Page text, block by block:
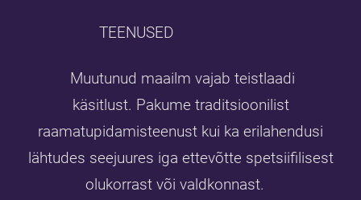
TEENUSED
Muutunud maailm vajab teistlaadi
käsitlust. Pakume traditsioonilist
raamatupidamisteenust kui ka erilahendusi
lähtudes seejuures iga ettevõtte spetsiifilisest
olukorrast või valdkonnast.